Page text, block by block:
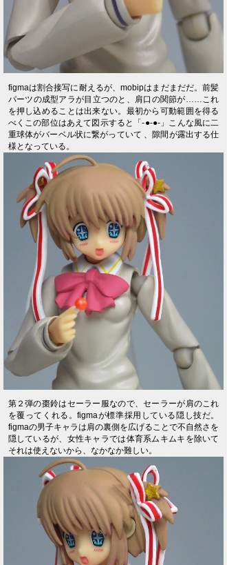
figmaは割合接写に耐えるが、mobipはまだまだだ。前髪
パーツの成型アラが目立つのと、肩口の関節が……これ
を押し込めることは出来ない。最初から可動範囲を得る
べくこの部位はあえて図示すると「-●-●-」こんな風に二
重球体がバーベル状に繋がっていて 、隙間が露出する仕
様となっている。
第２弾の棗鈴はセーラー服なので、セーラーが肩のこれ
を覆ってくれる。figmaが標準採用している隠し技だ。
figmaの男子キャラは肩の裏側を広げることで不自然さを
隠しているが、女性キャラでは体育系ムキムキを除いて
それは使えないから、なかなか難しい。